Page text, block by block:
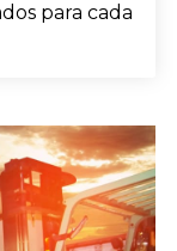
para cada